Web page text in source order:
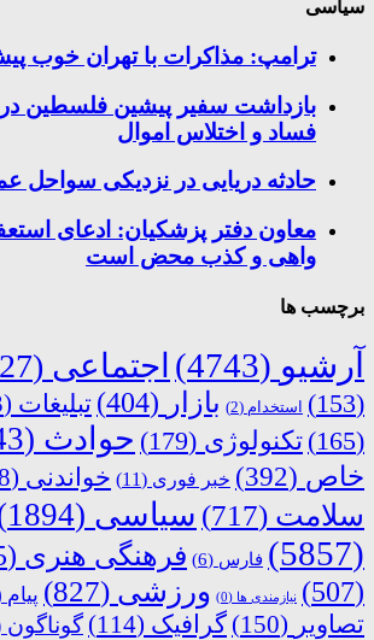
سیاسی
ترامپ: مذاکرات با تهران خوب
بازداشت سفیر پیشین فلسطین در
فساد و اختلاس اموال
حادثه دریایی در نزدیکی سواحل
معاون دفتر پزشکیان: ادعای
واهی و کذب محض است
برچسب ها
آرشیو (4743) اجتماعی (2727)
(153)
استخدام (2) بازار (404) تبلیغات (123)
(165)
تکنولوژی (179) حوادث (2343)
خاص (392) خبر فوری (11) خواندنی (148)
سلامت (717) سیاسی (1894)
(5857)
فارس (6) فرهنگی هنری (485)
(507)
نیازمندی ها (0) ورزشی (827) پیام
تصاویر (150) گرافیک (114) گوناگون